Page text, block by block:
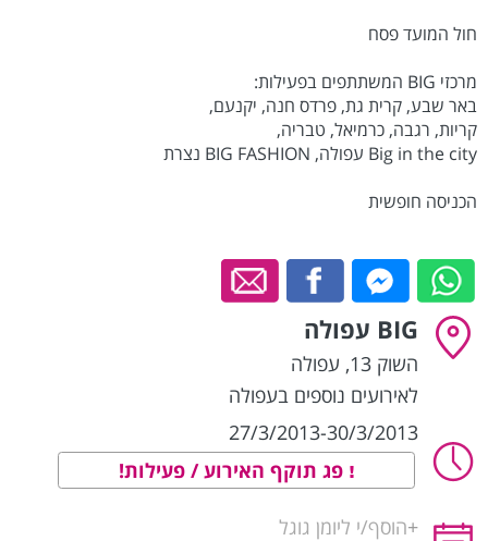
חול המועד פסח
מרכזי BIG המשתתפים בפעילות:
באר שבע, קרית גת, פרדס חנה, יקנעם,
קריות, רגבה, כרמיאל, טבריה,
Big in the city עפולה, BIG FASHION נצרת
הכניסה חופשית
BIG עפולה
השוק 13 , עפולה
לאירועים נוספים בעפולה
27/3/2013-30/3/2013
פג תוקף האירוע / פעילות!
+הוסף/י ליומן גוגל